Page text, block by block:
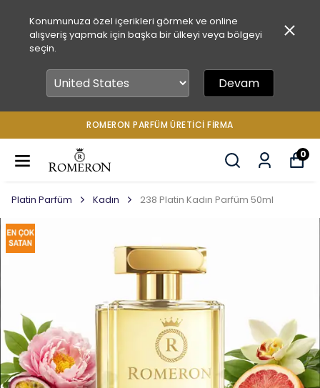
Konumunuza özel içerikleri görmek ve online
alışveriş yapmak için başka bir ülkeyi veya bölgeyi
seçin.
Devam
ROMERON PARFÜM ÜRETICI FIRMA
0
Platin Parfüm Kadın 238 Platin Kadın Parfüm 50ml